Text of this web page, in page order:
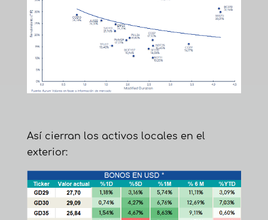
Así cierran los activos locales en el
exterior: